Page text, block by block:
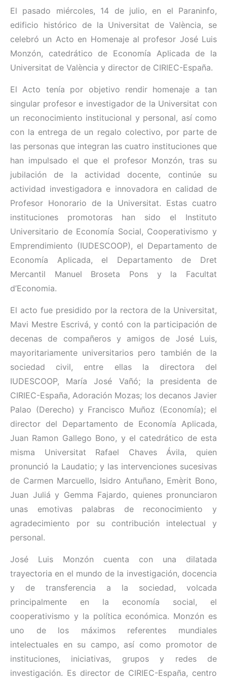
El pasado miércoles, 14 de julio, en el Paraninfo,
edificio histórico de la Universitat de València, se
celebró un Acto en Homenaje al profesor José Luis
Monzón, catedrático de Economía Aplicada de la
Universitat de València y director de CIRIEC-España.
El Acto tenía por objetivo rendir homenaje a tan
singular profesor e investigador de la Universitat con
un reconocimiento institucional y personal, así como
con la entrega de un regalo colectivo, por parte de
las personas que integran las cuatro instituciones que
han impulsado el que el profesor Monzón, tras su
jubilación de la actividad docente, continúe su
actividad investigadora e innovadora en calidad de
Profesor Honorario de la Universitat. Estas cuatro
instituciones promotoras han sido el Instituto
Universitario de Economía Social, Cooperativismo y
Emprendimiento (IUDESCOOP), el Departamento de
Economía Aplicada, el Departamento de Dret
Mercantil Manuel Broseta Pons y la Facultat
d’Economia.
El acto fue presidido por la rectora de la Universitat,
Mavi Mestre Escrivá, y contó con la participación de
decenas de compañeros y amigos de José Luis,
mayoritariamente universitarios pero también de la
sociedad civil, entre ellas la directora del
IUDESCOOP, María José Vañó; la presidenta de
CIRIEC-España, Adoración Mozas; los decanos Javier
Palao (Derecho) y Francisco Muñoz (Economía); el
director del Departamento de Economía Aplicada,
Juan Ramon Gallego Bono, y el catedrático de esta
misma Universitat Rafael Chaves Ávila, quien
pronunció la Laudatio; y las intervenciones sucesivas
de Carmen Marcuello, Isidro Antuñano, Emèrit Bono,
Juan Juliá y Gemma Fajardo, quienes pronunciaron
unas emotivas palabras de reconocimiento y
agradecimiento por su contribución intelectual y
personal.
José Luis Monzón cuenta con una dilatada
trayectoria en el mundo de la investigación, docencia
y de transferencia a la sociedad, volcada
principalmente en la economía social, el
cooperativismo y la política económica. Monzón es
uno de los máximos referentes mundiales
intelectuales en su campo, así como promotor de
instituciones, iniciativas, grupos y redes de
investigación. Es director de CIRIEC-España, centro